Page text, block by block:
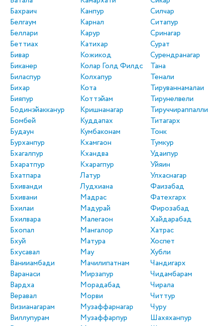
Бахраич
Белгаум
Беллари
Беттиах
Бивар
Биканер
Биласпур
Бихар
Бияпур
Бодинэйакканур
Бомбей
Будаун
Бурханпур
Бхагалпур
Бхаратпур
Бхатпара
Бхиванди
Бхивани
Бхилаи
Бхилвара
Бхопал
Бхуй
Бхусавал
Ванииамбади
Варанаси
Вардха
Веравал
Визианагарам
Виллупурам
Канпур
Карнал
Карур
Катихар
Кожикод
Колар Голд Филдс
Колхапур
Кота
Коттэйам
Кришнанагар
Куддапах
Кумбаконам
Кхамгаон
Кхандва
Кхарагпур
Латур
Лудхиана
Мадрас
Мадурай
Малегаон
Мангалор
Матура
Мау
Мачилипатнам
Мирзапур
Морадабад
Морви
Музаффарнагар
Музаффарпур
Силчар
Ситапур
Сринагар
Сурат
Сурендранагар
Тана
Тенали
Тируваннамалаи
Тирунелвели
Тируччираппалли
Титагарх
Тонк
Тумкур
Удаипур
Уйяин
Улхаснагар
Фаизабад
Фатехгарх
Фирозабад
Хайдарабад
Хатрас
Хоспет
Хубли
Чандигарх
Чидамбарам
Чирала
Читтур
Чуру
Шахяханпур